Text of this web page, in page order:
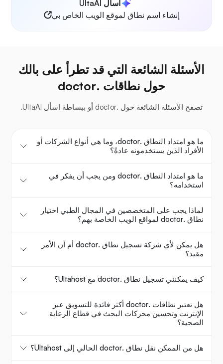
اسأل UltaAI
إنشاء اسم نطاق لموقع الويب الخاص بي
الأسئلة الشائعة التي قد تطرأ على بالك
حول نطاقات .doctor
تصفح الأسئلة الشائعة حول .doctor أو ببساطة اسأل UltaAI.
ما هو امتداد النطاق .doctor، وما هي أنواع الشركات أو
الأفراد الذين يستخدمونه عادةً؟
ما هو امتداد النطاق .doctor ومن يجب أن يفكر في
استخدامه؟
لماذا يجب على المتخصصين في المجال الطبي اختيار
نطاق .doctor لمواقع الويب الخاصة بهم؟
هل يمكن لأي شركة تسجيل نطاق .doctor أم أن الأمر
مقيد؟
كيف يمكنني تسجيل نطاق .doctor مع Ultahost؟
هل تعتبر نطاقات .doctor أكثر فائدة للتسويق عبر
الإنترنت وتحسين محركات البحث في قطاع الرعاية
الصحية؟
هل من الممكن نقل نطاق .doctor الحالي إلى Ultahost؟